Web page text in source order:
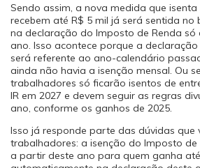
Sendo assim, a nova medida que
recebem até R$ 5 mil já será sentida no
na declaração do Imposto de Renda
ano. Isso acontece porque a
será referente ao ano-calendário
ainda não havia a isenção mensal. Ou
trabalhadores só ficarão isentos de
IR em 2027 e devem seguir as regras
ano, conforme os ganhos de 2025.
Isso já responde parte das dúvidas que
trabalhadores: a isenção do Imposto de
a partir deste ano para quem ganha